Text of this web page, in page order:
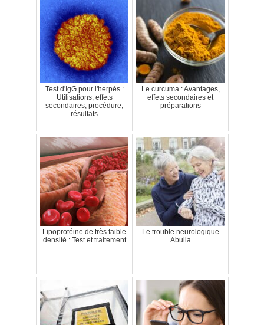
Test d'IgG pour l'herpès :
Utilisations, effets
secondaires, procédure,
résultats
Le curcuma : Avantages,
effets secondaires et
préparations
Lipoprotéine de très faible
densité : Test et traitement
Le trouble neurologique
Abulia